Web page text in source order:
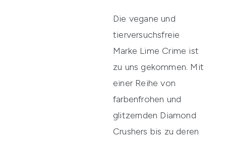
Die vegane und
tierversuchsfreie
Marke Lime Crime ist
zu uns gekommen. Mit
einer Reihe von
farbenfrohen und
glitzernden Diamond
Crushers bis zu deren